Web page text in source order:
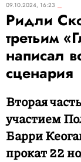
09.10.2024, 16:23
Ридли
третьим
написал
сценария
Вторая
участием
Барри
прокат 22